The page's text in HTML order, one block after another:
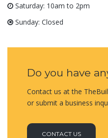
Saturday: 10am to 2pm
Sunday: Closed
Do you have
Contact us at the
or submit a business
CONTACT US